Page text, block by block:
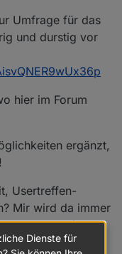
Umfrage für das
und durstig vor
hier im Forum
ergänzt,
Usertreffen-
Mir wird da immer
25 usw (also
Dienste für